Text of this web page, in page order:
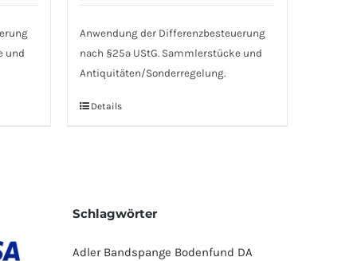
und
Anwendung der Differenzbesteuerung
nach §25a UStG. Sammlerstücke und
Antiquitäten/Sonderregelung.
Details
Schlagwörter
Adler Bandspange Bodenfund DA